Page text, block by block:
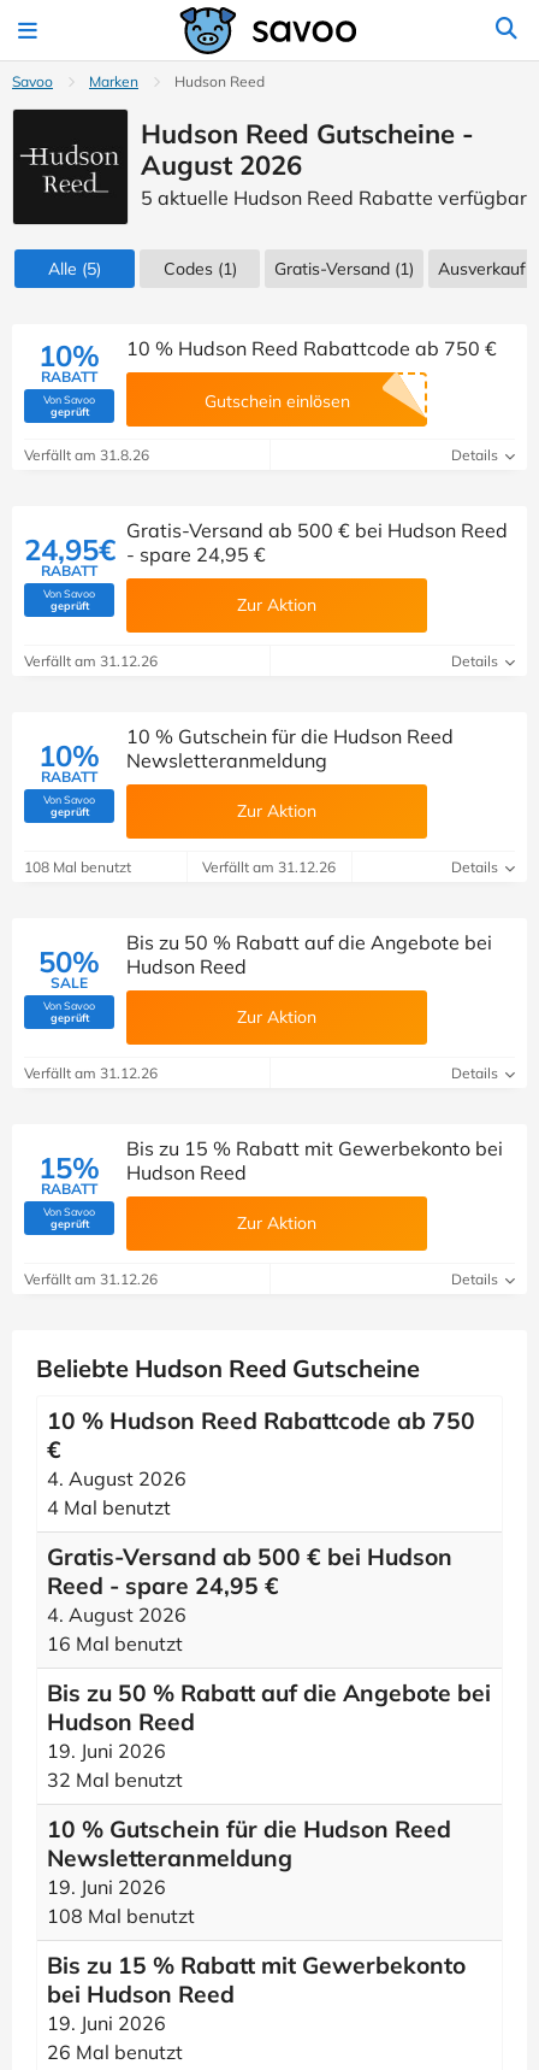
Savoo Marken Hudson Reed
Hudson Reed Gutscheine -
August 2026
5 aktuelle Hudson Reed Rabatte verfügbar
Alle (5) Codes(1) Gratis-Versand (1) Ausverkauf
10%
RABATT
Von Savoo
geprüft(Von Savoo geprüft)
10 % Hudson Reed Rabattcode ab 750 €
Gutschein einlösen
Verfällt am 31.8.26 Details
24,95€
RABATT
Von Savoo
geprüft(Von Savoo geprüft)
Gratis-Versand ab 500 € bei Hudson Reed
- spare 24,95 €
Zur Aktion
Verfällt am 31.12.26 Details
10%
RABATT
Von Savoo
geprüft(Von Savoo geprüft)
10 % Gutschein für die Hudson Reed
Newsletteranmeldung
Zur Aktion
108 Mal benutzt Verfällt am 31.12.26 Details
50%
SALE
Von Savoo
geprüft(Von Savoo geprüft)
Bis zu 50 % Rabatt auf die Angebote bei
Hudson Reed
Zur Aktion
Verfällt am 31.12.26 Details
15%
RABATT
Von Savoo
geprüft(Von Savoo geprüft)
Bis zu 15 % Rabatt mit Gewerbekonto bei
Hudson Reed
Zur Aktion
Verfällt am 31.12.26 Details
Beliebte Hudson Reed Gutscheine
10 % Hudson Reed Rabattcode ab 750
€
4. August 2026
4 Mal benutzt
Gratis-Versand ab 500 € bei Hudson
Reed - spare 24,95 €
4. August 2026
16 Mal benutzt
Bis zu 50 % Rabatt auf die Angebote bei
Hudson Reed
19. Juni 2026
32 Mal benutzt
10 % Gutschein für die Hudson Reed
Newsletteranmeldung
19. Juni 2026
108 Mal benutzt
Bis zu 15 % Rabatt mit Gewerbekonto
bei Hudson Reed
19. Juni 2026
26 Mal benutzt